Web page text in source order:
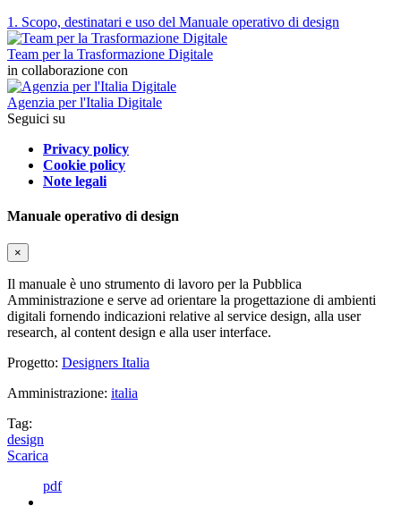
1. Scopo, destinatari e uso del Manuale operativo di design
Team per la Trasformazione Digitale
in collaborazione con
Agenzia per l'Italia Digitale
Seguici su
Privacy policy
Cookie policy
Note legali
Manuale operativo di design
×
Il manuale è uno strumento di lavoro per la Pubblica
Amministrazione e serve ad orientare la progettazione di ambienti
digitali fornendo indicazioni relative al service design, alla user
research, al content design e alla user interface.
Progetto: Designers Italia
Amministrazione: italia
Tag:
design
Scarica
pdf